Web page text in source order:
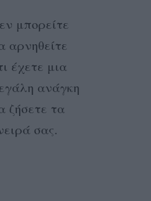
μπορείτε
αρνηθείτε
έχετε μια
ανάγκη
ζήσετε τα
σας.